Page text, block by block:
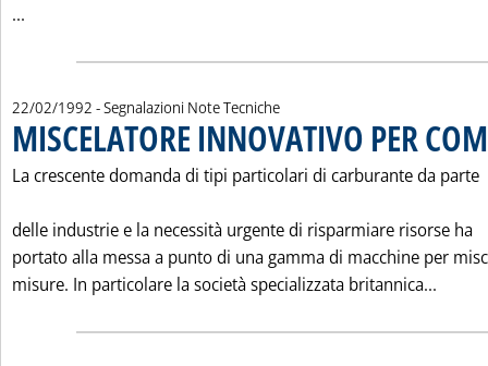
...
22/02/1992 - Segnalazioni Note Tecniche
MISCELATORE INNOVATIVO PER
La crescente domanda di tipi particolari di carburante da parte
delle industrie e la necessità urgente di risparmiare risorse ha
portato alla messa a punto di una gamma di macchine per
misure. In particolare la società specializzata britannica...